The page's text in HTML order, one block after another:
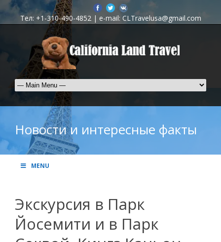
Тел: +1-310-490-4852 | e-mail: CLTravelusa@gmail.com
Новости и интересные факты
MENU
Экскурсия в Парк
Йосемити и в Парк